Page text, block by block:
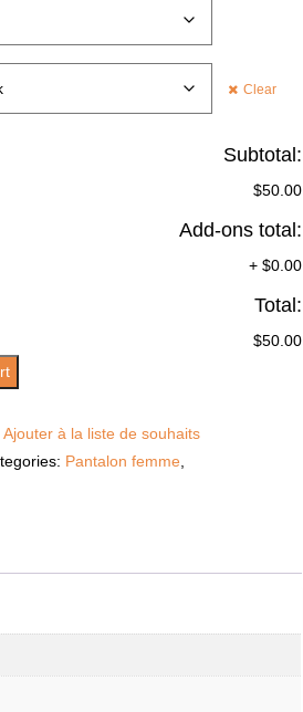
Clear
Subtotal:
$50.00
Add-ons total:
+ $0.00
Total:
$50.00
Ajouter à la liste de souhaits
Pantalon femme